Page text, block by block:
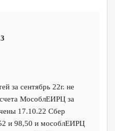
за сентябрь 22г. не
МособлЕИРЦ за
17.10.22 Сбер
и 98,50 и мособлЕИРЦ